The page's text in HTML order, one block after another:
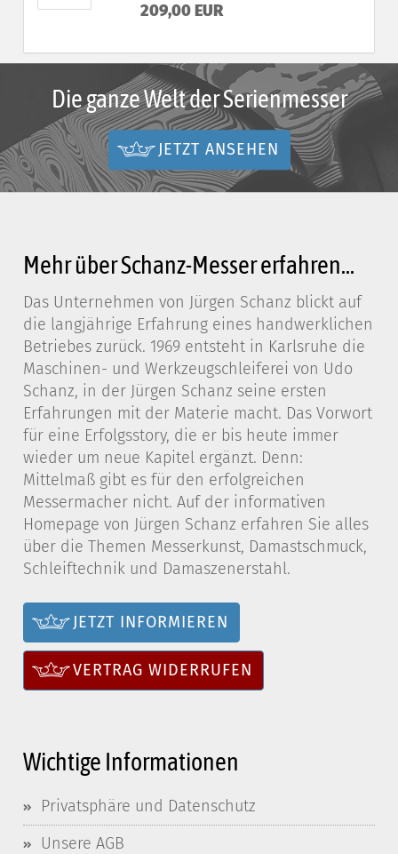
209,00 EUR
Die ganze Welt der Serienmesser
JETZT ANSEHEN
Mehr über Schanz-Messer erfahren...
Das Unternehmen von Jürgen Schanz blickt auf
die langjährige Erfahrung eines handwerklichen
Betriebes zurück. 1969 entsteht in Karlsruhe die
Maschinen- und Werkzeugschleiferei von Udo
Schanz, in der Jürgen Schanz seine ersten
Erfahrungen mit der Materie macht. Das Vorwort
für eine Erfolgsstory, die er bis heute immer
wieder um neue Kapitel ergänzt. Denn:
Mittelmaß gibt es für den erfolgreichen
Messermacher nicht. Auf der informativen
Homepage von Jürgen Schanz erfahren Sie alles
über die Themen Messerkunst, Damastschmuck,
Schleiftechnik und Damaszenerstahl.
JETZT INFORMIEREN
VERTRAG WIDERRUFEN
Wichtige Informationen
Privatsphäre und Datenschutz
Unsere AGB